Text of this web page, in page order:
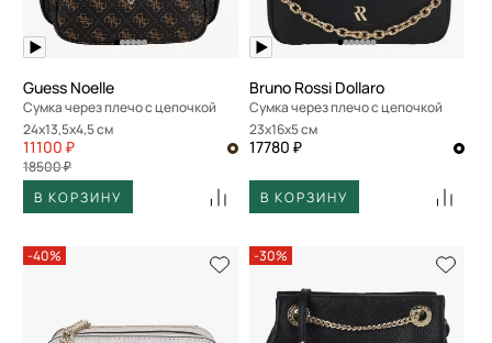
Guess Noelle
Сумка через плечо с цепочкой
24x13,5x4,5 см
11100 ₽
18500 ₽
В КОРЗИНУ
Bruno Rossi Dollaro
Сумка через плечо с цепочкой
23x16x5 см
17780 ₽
В КОРЗИНУ
-40% -30%